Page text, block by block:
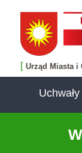
[ Urząd Miasta i